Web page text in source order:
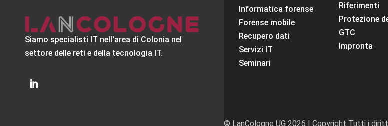
Siamo specialisti IT nell'area di Colonia nel
settore delle reti e della tecnologia IT.
Informatica forense
Forense mobile
Recupero dati
Servizi IT
Seminari
Riferimenti
Protezione
GTC
Impronta
© LanCologne UG 2026 | Copyright Tutti i